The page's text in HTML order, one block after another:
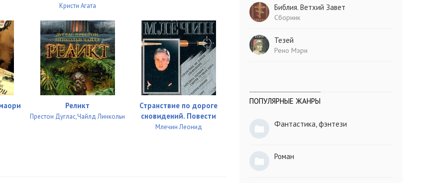
05:05
04:11
05:02
05:01
05:03
Кристи Агата
Реликт
Престон Дуглас,Чайлд Линкольн
Странствие по дороге
сновидений. Повести
Млечин Леонид
Библия. Ветхий Завет
Сборник
Тезей
Рено Мэри
ПОПУЛЯРНЫЕ ЖАНРЫ
Фантастика, фэнтези
Роман